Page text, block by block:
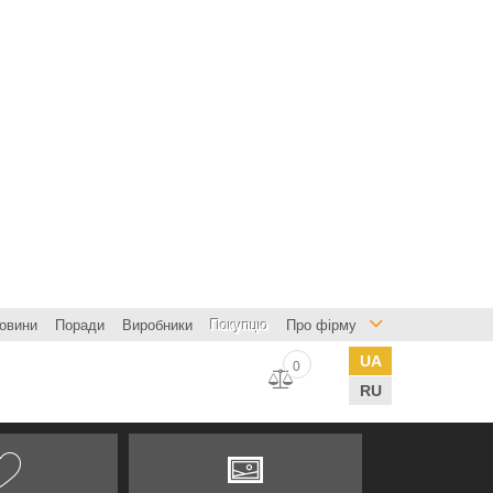
Поради Виробники Покупцю Про фірму
UA
RU
0